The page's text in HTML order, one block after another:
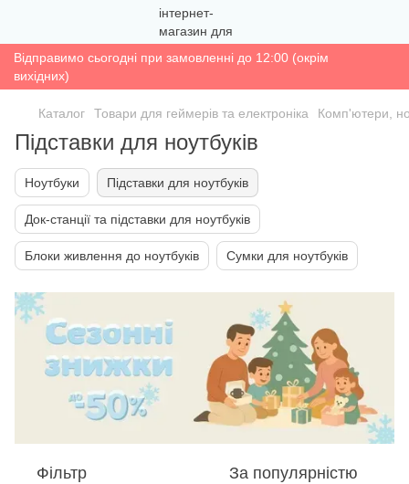
Відправимо сьогодні при замовленні до 12:00 (окрім
вихідних)
Каталог Товари для геймерів та електроніка Комп'ютери,
Підставки для ноутбуків
Ноутбуки Підставки для ноутбуків
Док-станції та підставки для ноутбуків
Блоки живлення до ноутбуків Сумки для ноутбуків
Фільтр За популярністю